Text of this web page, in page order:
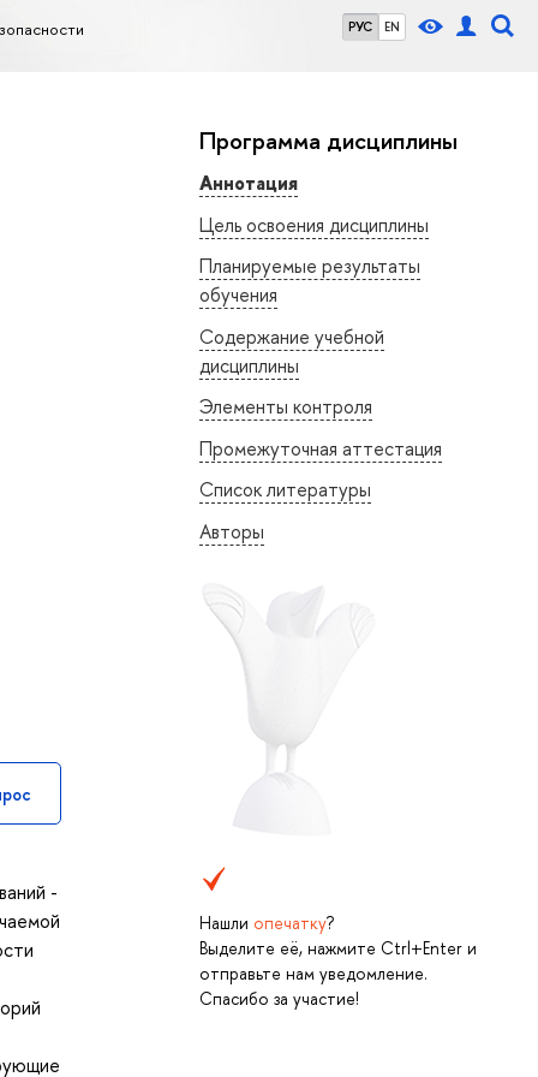
РУС EN
Программа дисциплины
Аннотация
Цель освоения дисциплины
Планируемые результаты
обучения
Содержание учебной
дисциплины
Элементы контроля
Промежуточная аттестация
Список литературы
Авторы
Нашли опечатку?
Выделите её, нажмите Ctrl+Enter и
отправьте нам уведомление.
Спасибо за участие!
-